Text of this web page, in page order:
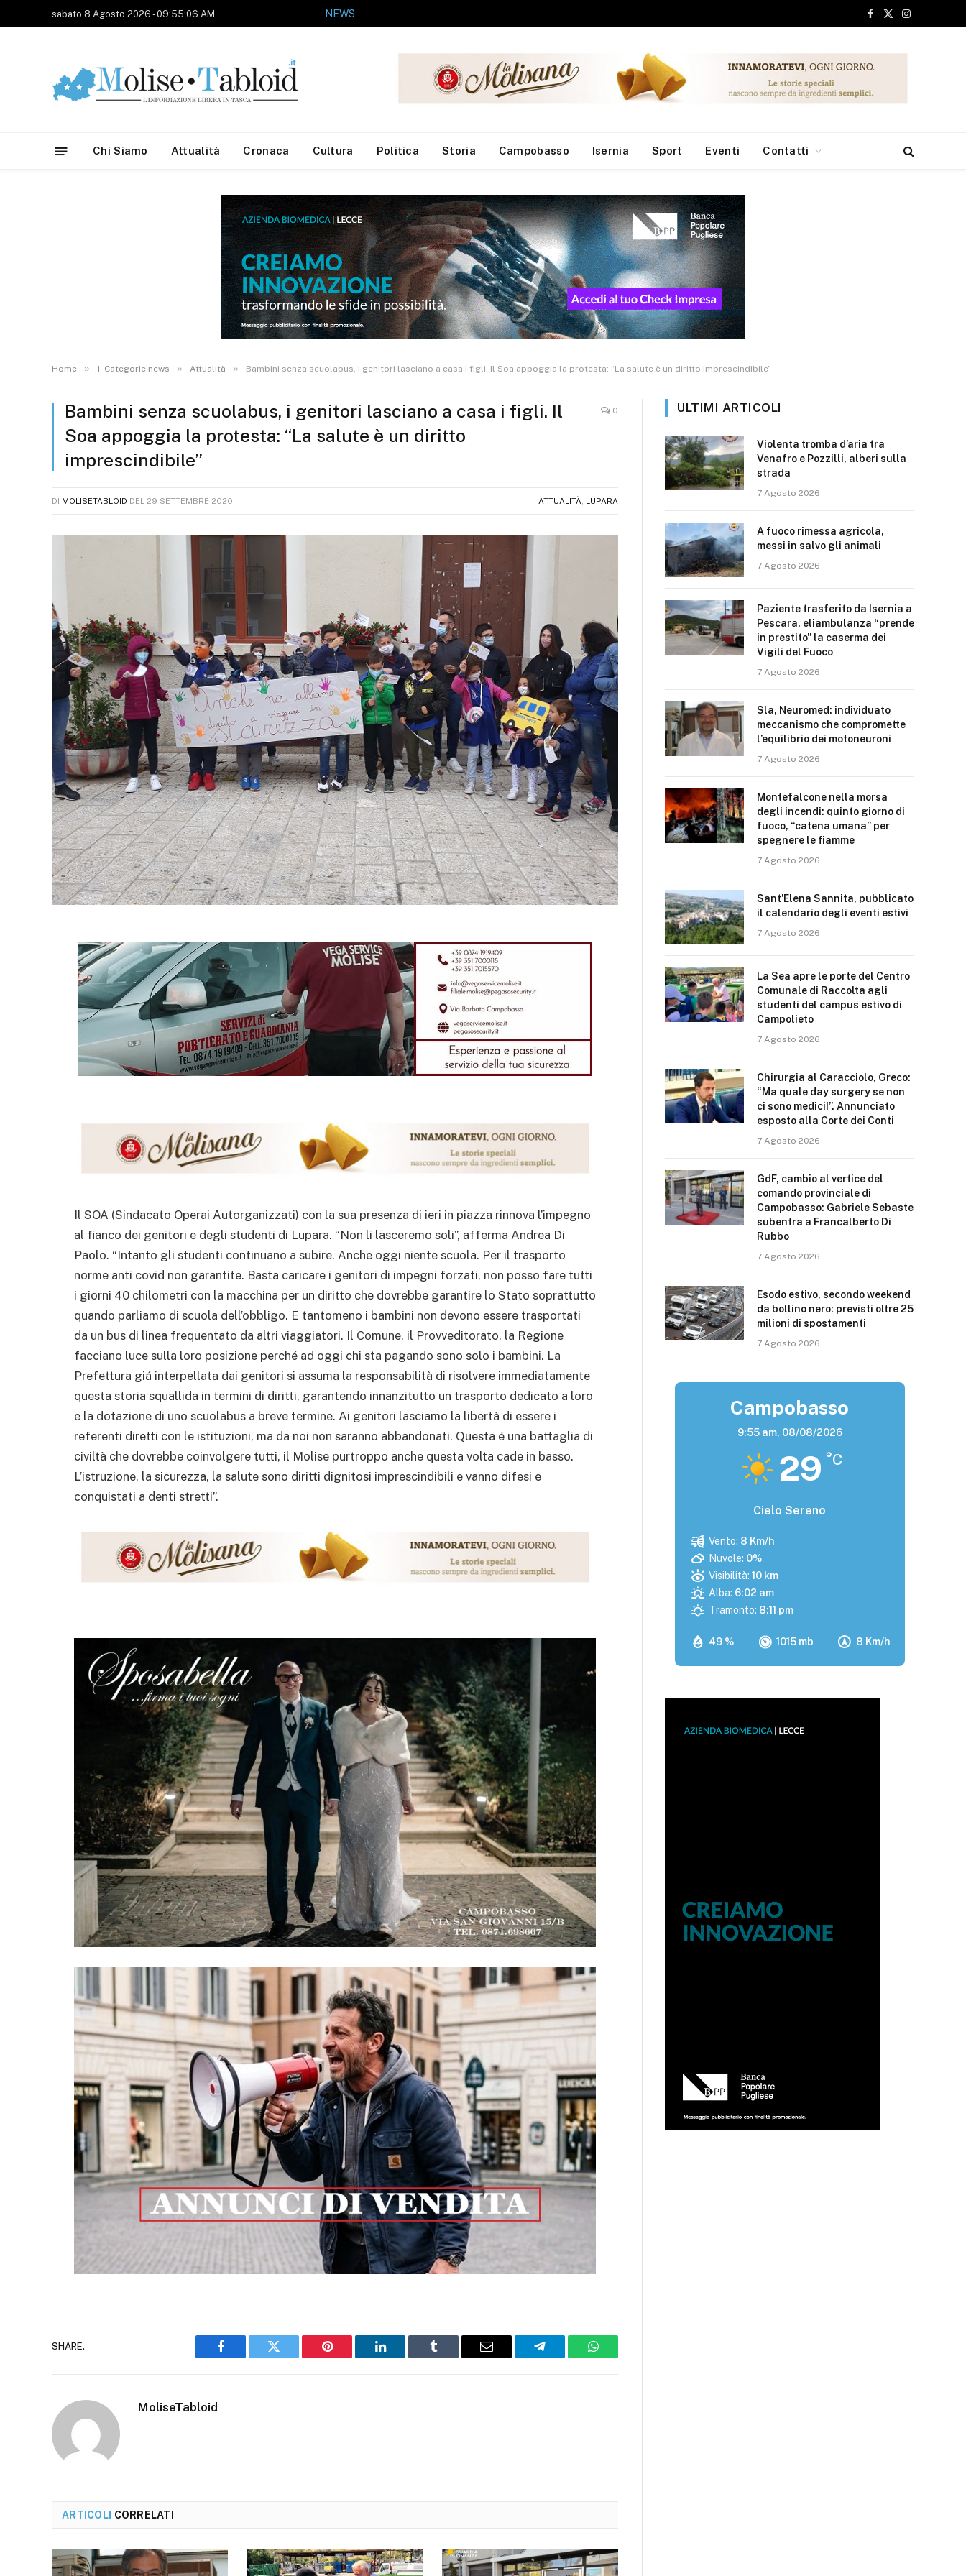
sabato 8 Agosto 2026 - 09:55:06 AM NEWS
Facebook
X
Instagram
Chi Siamo Attualità Cronaca Cultura Politica Storia Campobasso Isernia Sport Eventi Contatti
Home » 1. Categorie news » Attualità » Bambini senza scuolabus, i genitori lasciano a casa i figli. Il Soa appoggia la protesta: “La salute è un diritto imprescindibile”
Bambini senza scuolabus, i genitori lasciano a casa i figli. Il
Soa appoggia la protesta: “La salute è un diritto
imprescindibile”
0
DI MOLISETABLOID DEL 29 SETTEMBRE 2020 ATTUALITÀ LUPARA
Il SOA (Sindacato Operai Autorganizzati) con la sua presenza di ieri in piazza rinnova l’impegno
al fianco dei genitori e degli studenti di Lupara. “Non li lasceremo soli”, afferma Andrea Di
Paolo. “Intanto gli studenti continuano a subire. Anche oggi niente scuola. Per il trasporto
norme anti covid non garantite. Basta caricare i genitori di impegni forzati, non posso fare tutti
i giorni 40 chilometri con la macchina per un diritto che dovrebbe garantire lo Stato soprattutto
quando parliamo di scuola dell’obbligo. E tantomeno i bambini non devono essere trasportati
da un bus di linea frequentato da altri viaggiatori. Il Comune, il Provveditorato, la Regione
facciano luce sulla loro posizione perché ad oggi chi sta pagando sono solo i bambini. La
Prefettura giá interpellata dai genitori si assuma la responsabilità di risolvere immediatamente
questa storia squallida in termini di diritti, garantendo innanzitutto un trasporto dedicato a loro
e la dotazione di uno scuolabus a breve termine. Ai genitori lasciamo la libertà di essere i
referenti diretti con le istituzioni, ma da noi non saranno abbandonati. Questa é una battaglia di
civiltà che dovrebbe coinvolgere tutti, il Molise purtroppo anche questa volta cade in basso.
L’istruzione, la sicurezza, la salute sono diritti dignitosi imprescindibili e vanno difesi e
conquistati a denti stretti”.
SHARE.
Facebook Twitter Pinterest LinkedIn Tumblr Email Telegram WhatsApp
MoliseTabloid
ARTICOLI CORRELATI
ULTIMI ARTICOLI
Violenta tromba d’aria tra
Venafro e Pozzilli, alberi sulla
strada
7 Agosto 2026
A fuoco rimessa agricola,
messi in salvo gli animali
7 Agosto 2026
Paziente trasferito da Isernia a
Pescara, eliambulanza “prende
in prestito” la caserma dei
Vigili del Fuoco
7 Agosto 2026
Sla, Neuromed: individuato
meccanismo che compromette
l’equilibrio dei motoneuroni
7 Agosto 2026
Montefalcone nella morsa
degli incendi: quinto giorno di
fuoco, “catena umana” per
spegnere le fiamme
7 Agosto 2026
Sant’Elena Sannita, pubblicato
il calendario degli eventi estivi
7 Agosto 2026
La Sea apre le porte del Centro
Comunale di Raccolta agli
studenti del campus estivo di
Campolieto
7 Agosto 2026
Chirurgia al Caracciolo, Greco:
“Ma quale day surgery se non
ci sono medici!”. Annunciato
esposto alla Corte dei Conti
7 Agosto 2026
GdF, cambio al vertice del
comando provinciale di
Campobasso: Gabriele Sebaste
subentra a Francalberto Di
Rubbo
7 Agosto 2026
Esodo estivo, secondo weekend
da bollino nero: previsti oltre 25
milioni di spostamenti
7 Agosto 2026
Campobasso
9:55 am, 08/08/2026
29 °C
Cielo Sereno
49 % 1015 mb 8 Km/h
Vento: 8 Km/h
Nuvole: 0%
Visibilità: 10 km
Alba: 6:02 am
Tramonto: 8:11 pm